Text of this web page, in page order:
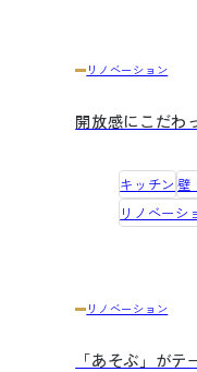
リノベーション
開放感にこだわ
キッチン 壁
リノベーシ
リノベーション
「あそぶ」が